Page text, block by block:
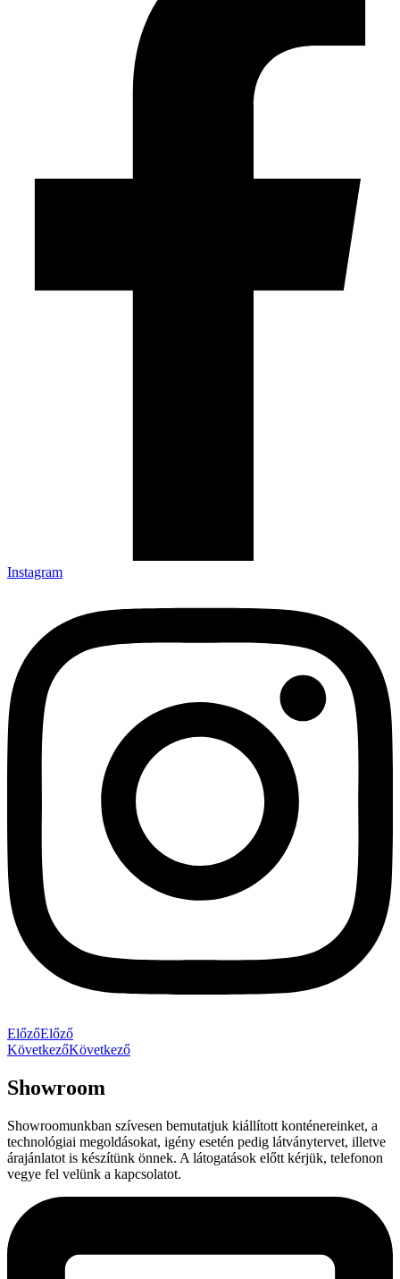
Instagram
ElőzőElőző
KövetkezőKövetkező
Showroom
Showroomunkban szívesen bemutatjuk kiállított konténereinket, a
technológiai megoldásokat, igény esetén pedig látványtervet, illetve
árajánlatot is készítünk önnek. A látogatások előtt kérjük, telefonon
vegye fel velünk a kapcsolatot.